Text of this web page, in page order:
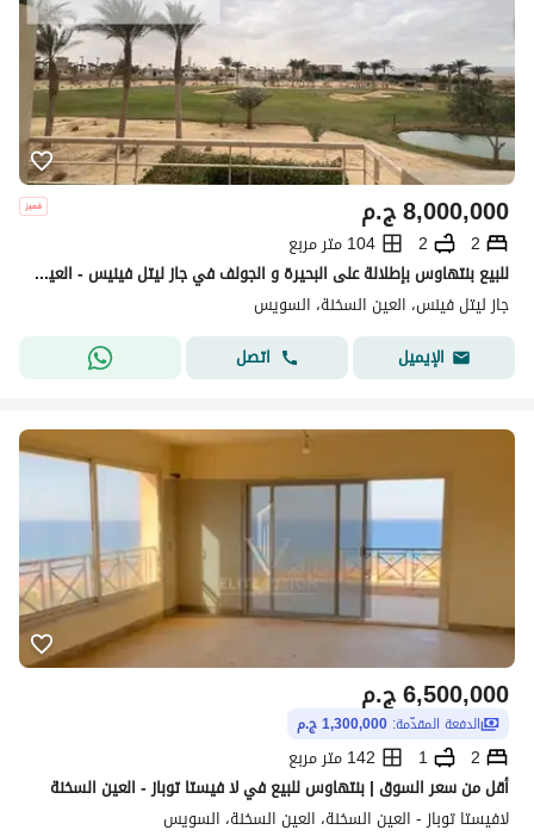
ج.م8,000,000
2
2
104 متر مربع
للبيع بنتهاوس بإطلالة على البحيرة و الجولف في جاز ليتل فينيس - العين السخنة
جاز ليتل فينس، العين السخنة، السويس
الإيميل
اتصل
ج.م6,500,000
الدفعة المقدّمة: 1,300,000 ج.م
2
1
142 متر مربع
أقل من سعر السوق | بنتهاوس للبيع في لا فيستا توباز - العين السخنة
لافيستا توباز - العين السخنة، العين السخنة، السويس